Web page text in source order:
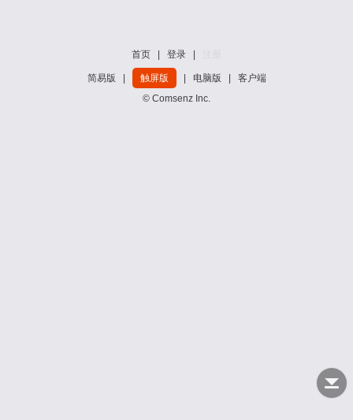
首页 登录
简易版 触屏版 电脑版
客户端
© Comsenz Inc.